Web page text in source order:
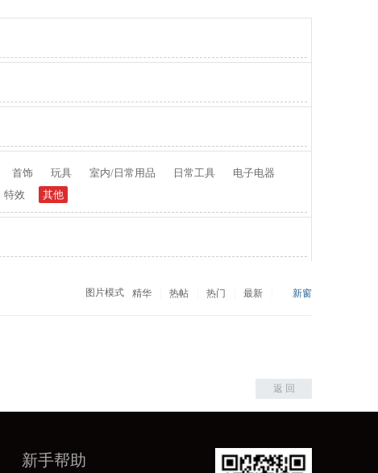
首饰 玩具 室内/日常用品 日常工具
电子电器
特效 其他
新窗
最新
热门
热帖
精华
图片模式
返 回
新手帮助